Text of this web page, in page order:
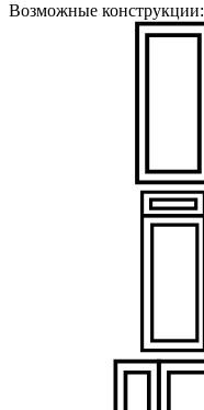
Возможные конструкции: